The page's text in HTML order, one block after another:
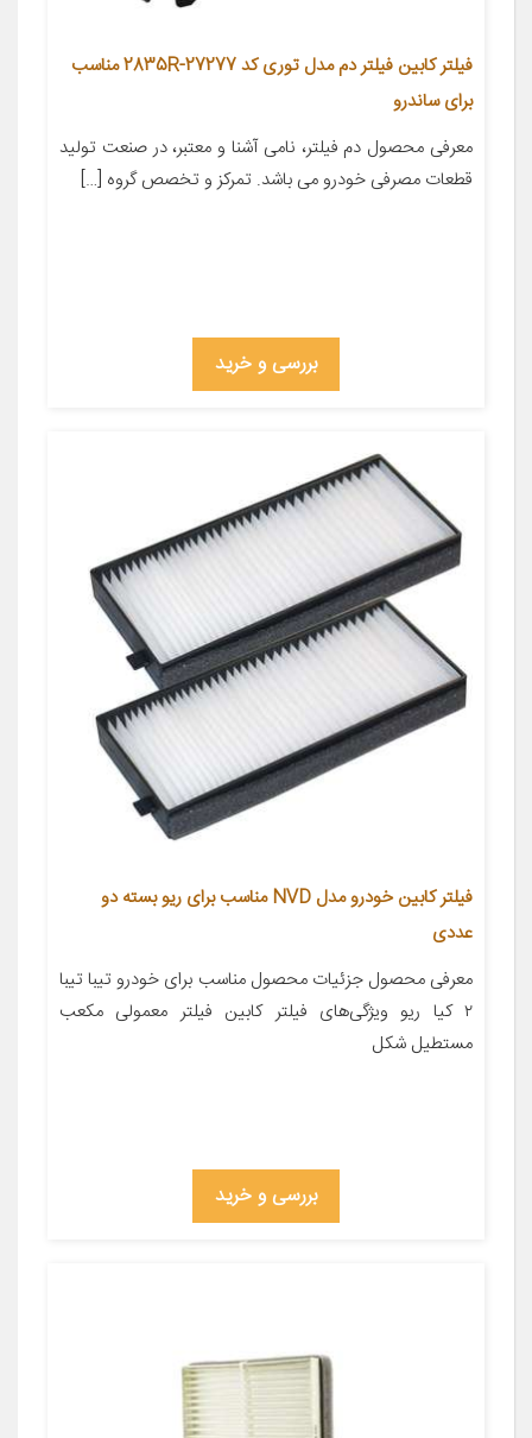
فیلتر کابین فیلتر دم مدل توری کد 27277-2835R مناسب
برای ساندرو
معرفی محصول دم فیلتر، نامی آشنا و معتبر، در صنعت تولید
قطعات مصرفی خودرو می باشد. تمرکز و تخصص گروه […]
بررسی و خرید
فیلتر کابین خودرو مدل NVD مناسب برای ریو بسته دو
عددی
معرفی محصول جزئیات محصول مناسب برای خودرو تیبا تیبا
۲ کیا ریو ویژگی‌های فیلتر کابین فیلتر معمولی مکعب
مستطیل شکل
بررسی و خرید